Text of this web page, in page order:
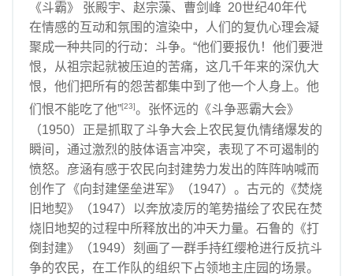
《斗霸》 张殿宇、赵宗藻、曹剑峰 20世纪40年代
在情感的互动和氛围的渲染中，人们的复仇心理会凝
聚成一种共同的行动：斗争。“他们要报仇！他们要泄
恨，从祖宗起就被压迫的苦痛，这几千年来的深仇大
恨，他们把所有的怨苦都集中到了他一个人身上。他
们恨不能吃了他”[23]。张怀远的《斗争恶霸大会》
（1950）正是抓取了斗争大会上农民复仇情绪爆发的
瞬间，通过激烈的肢体语言冲突，表现了不可遏制的
愤怒。彦涵有感于农民向封建势力发出的阵阵呐喊而
创作了《向封建堡垒进军》（1947）。古元的《焚烧
旧地契》（1947）以奔放凌厉的笔势描绘了农民在焚
烧旧地契的过程中所释放出的冲天力量。石鲁的《打
倒封建》（1949）刻画了一群手持红缨枪进行反抗斗
争的农民，在工作队的组织下占领地主庄园的场景。